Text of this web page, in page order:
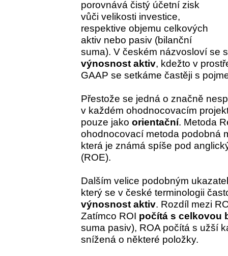
porovnává čistý účetní zisk
vůči velikosti investice,
respektive objemu celkových
aktiv nebo pasiv (bilanční
suma). V českém názvosloví se
výnosnost aktiv, kdežto v
GAAP se setkáme častěji s
Přestože se jedná o značně
v každém ohodnocovacím
pouze jako orientační. Metoda
ohodnocovací metoda podobná
která je známá spíše pod
(ROE).
Dalším velice podobným
který se v české terminologii
výnosnost aktiv. Rozdíl mezi
Zatímco ROI počítá s celkovou
suma pasiv), ROA počítá s užší
snížená o některé položky.